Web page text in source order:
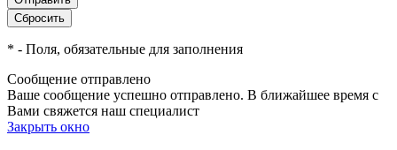
* - Поля, обязательные для заполнения
Сообщение отправлено
Ваше сообщение успешно отправлено. В ближайшее время с
Вами свяжется наш специалист
Закрыть окно